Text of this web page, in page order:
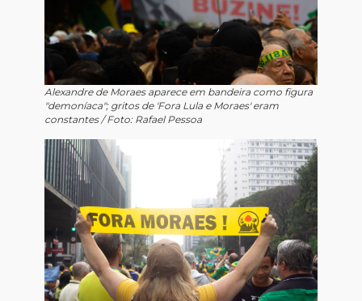
Alexandre de Moraes aparece em bandeira como figura
"demoníaca"; gritos de 'Fora Lula e Moraes' eram
constantes / Foto: Rafael Pessoa